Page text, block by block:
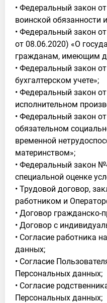
• Федеральный закон
воинской обязанности
• Федеральный закон
от 08.06.2020) «О
гражданам, имеющим
• Федеральный закон
бухгалтерском учете»;
• Федеральный закон
исполнительном
• Федеральный закон
обязательном
временной
материнством»;
• Федеральный закон
специальной оценке
• Трудовой договор,
работником и
• Договор гражданско-
• Договор с
• Согласие работника
данных;
• Согласие
Персональных данных;
• Согласие
Персональных данных;